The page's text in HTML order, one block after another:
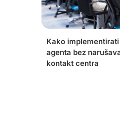
Kako
agenta bez
kontakt centra